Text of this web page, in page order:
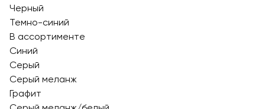
Черный
Темно-синий
В ассортименте
Синий
Серый
Серый меланж
Графит